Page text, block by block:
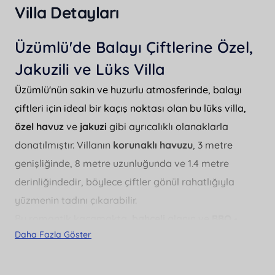
Villa Detayları
Üzümlü'de Balayı Çiftlerine Özel,
Jakuzili ve Lüks Villa
Üzümlü'nün sakin ve huzurlu atmosferinde, balayı
çiftleri için ideal bir kaçış noktası olan bu lüks villa,
özel havuz ve jakuzi gibi ayrıcalıklı olanaklarla
donatılmıştır. Villanın korunaklı havuzu, 3 metre
genişliğinde, 8 metre uzunluğunda ve 1.4 metre
derinliğindedir, böylece çiftler gönül rahatlığıyla
yüzmenin tadını çıkarabilir.
Mangalkeyfinin tadını çıkarabilirsiniz. Villa,
Daha Fazla Göster